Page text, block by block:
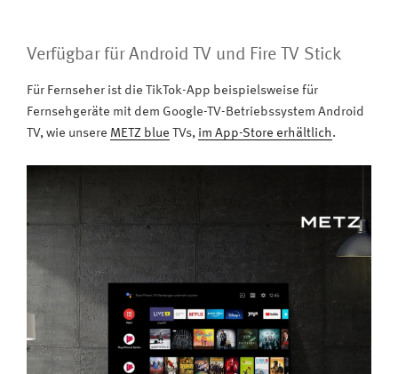
Verfügbar für Android TV und Fire TV Stick
Für Fernseher ist die TikTok-App beispielsweise für
Fernsehgeräte mit dem Google-TV-Betriebssystem Android
TV, wie unsere METZ blue TVs, im App-Store erhältlich .